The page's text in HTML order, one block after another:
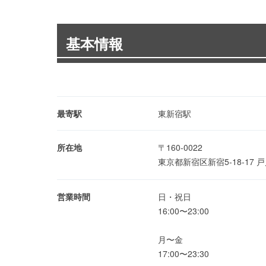
基本情報
最寄駅 東新宿駅
所在地
〒160-0022
東京都新宿区新宿5-18-17
営業時間
日・祝日
16:00〜23:00
月〜金
17:00〜23:30